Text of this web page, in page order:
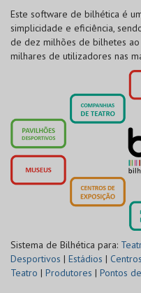
Este software de bilhética é
simplicidade e eficiência,
de dez milhões de bilhetes
milhares de utilizadores nas
Sistema de Bilhética para:
Desportivos | Estádios |
Teatro | Produtores | Pontos